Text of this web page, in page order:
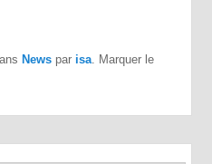
News par isa. Marquer le